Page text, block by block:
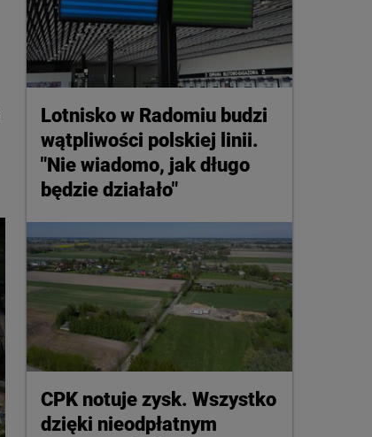
Lotnisko w Radomiu budzi
wątpliwości polskiej linii.
"Nie wiadomo, jak długo
będzie działało"
CPK notuje zysk. Wszystko
dzięki nieodpłatnym